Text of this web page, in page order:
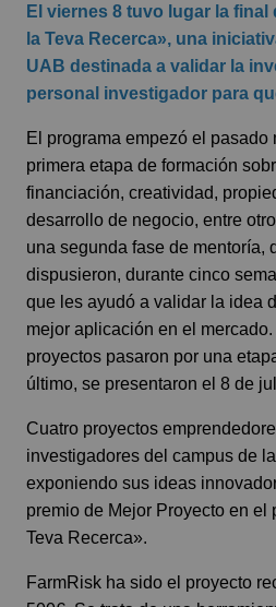
El viernes 8 tuvo lugar la final
la Teva Recerca», una
UAB destinada a validar la
personal investigador para
El programa empezó el pasado
primera etapa de formación
financiación, creatividad,
desarrollo de negocio, entre
una segunda fase de mentoría,
dispusieron, durante cinco
que les ayudó a validar la idea
mejor aplicación en el
proyectos pasaron por una
último, se presentaron el 8 de
Cuatro proyectos
investigadores del campus de
exponiendo sus ideas
premio de Mejor Proyecto en el
Teva Recerca».
FarmRisk ha sido el proyecto